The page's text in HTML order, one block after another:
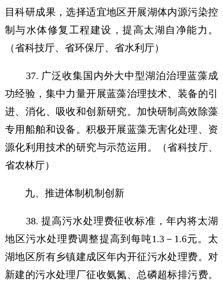
目科研成果，选择适宜地区开展湖体内源污染控
制与水体修复工程建设，提高太湖自净能力。
（省科技厅、省环保厅、省水利厅）
37. 广泛收集国内外大中型湖泊治理蓝藻成
功经验，集中力量开展蓝藻治理技术、装备的引
进、消化、吸收和创新研究。加快研制高效除藻
专用船舶和设备。积极开展蓝藻无害化处理、资
源化利用技术的研究与示范运用。（省科技厅、
省农林厅）
九、推进体制机制创新
38. 提高污水处理费征收标准，年内将太湖
地区污水处理费调整提高到每吨1.3－1.6元。太
湖地区所有乡镇建成区年内开征污水处理费。对
新建的污水处理厂征收氨氮、总磷超标排污费。